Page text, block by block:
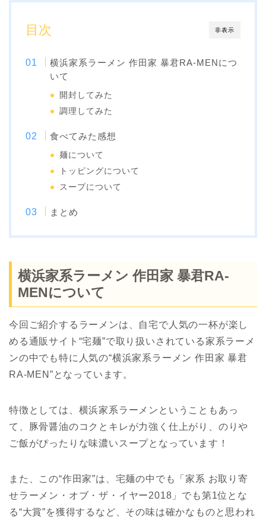
非表示
目次
横浜家系ラーメン 作田家 暴君RA-MENにつ
いて
開封してみた
調理してみた
食べてみた感想
麺について
トッピングについて
スープについて
まとめ
横浜家系ラーメン 作田家 暴君RA-
MENについて
今回ご紹介するラーメンは、自宅で人気の一杯が楽し
める通販サイト“宅麺”で取り扱いされている家系ラーメ
ンの中でも特に人気の“横浜家系ラーメン 作田家 暴君
RA-MEN”となっています。
特徴としては、横浜家系ラーメンということもあっ
て、豚骨醤油のコクとキレが力強く仕上がり、のりや
ご飯がぴったりな味濃いスープとなっています！
また、この“作田家”は、宅麺の中でも「家系 お取り寄
せラーメン・オブ・ザ・イヤー2018」でも第1位とな
る“大賞”を獲得するなど、その味は確かなものと思われ